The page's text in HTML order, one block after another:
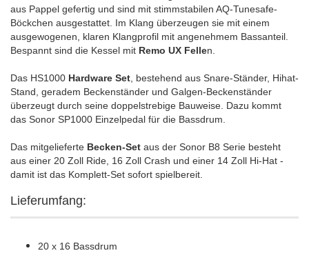
aus Pappel gefertig und sind mit stimmstabilen AQ-Tunesafe-
Böckchen ausgestattet. Im Klang überzeugen sie mit einem
ausgewogenen, klaren Klangprofil mit angenehmem Bassanteil.
Bespannt sind die Kessel mit Remo UX Fellen.
Das HS1000 Hardware Set , bestehend aus Snare-Ständer, Hihat-
Stand, geradem Beckenständer und Galgen-Beckenständer
überzeugt durch seine doppelstrebige Bauweise. Dazu kommt
das Sonor SP1000 Einzelpedal für die Bassdrum.
Das mitgelieferte Becken-Set aus der Sonor B8 Serie besteht
aus einer 20 Zoll Ride, 16 Zoll Crash und einer 14 Zoll Hi-Hat -
damit ist das Komplett-Set sofort spielbereit.
Lieferumfang:
20 x 16 Bassdrum